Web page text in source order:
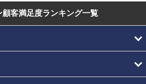
顧客満足度ランキング一覧